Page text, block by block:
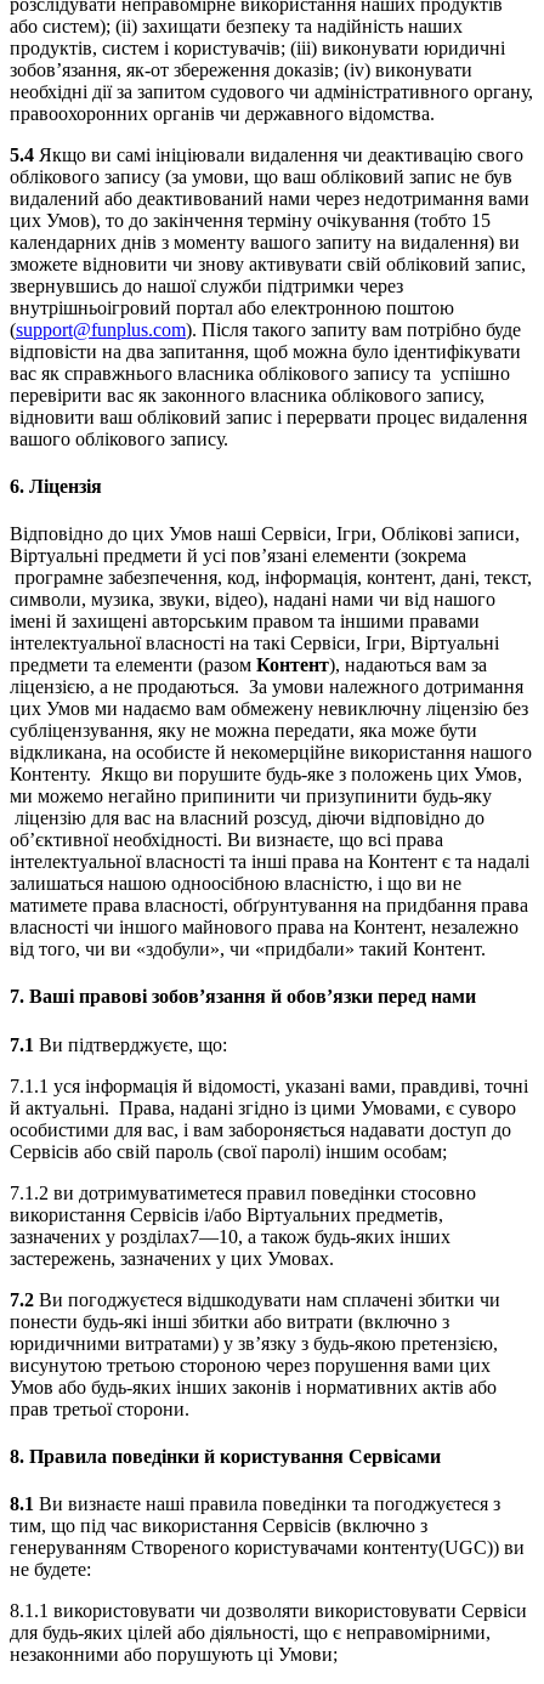
або систем); (ii) захищати безпеку та надійність наших
продуктів, систем і користувачів; (iii) виконувати юридичні
зобов’язання, як-от збереження доказів; (iv) виконувати
необхідні дії за запитом судового чи адміністративного органу,
правоохоронних органів чи державного відомства.
5.4 Якщо ви самі ініціювали видалення чи деактивацію свого
облікового запису (за умови, що ваш обліковий запис не був
видалений або деактивований нами через недотримання вами
цих Умов), то до закінчення терміну очікування (тобто 15
календарних днів з моменту вашого запиту на видалення) ви
зможете відновити чи знову активувати свій обліковий запис,
звернувшись до нашої служби підтримки через
внутрішньоігровий портал або електронною поштою
(support@funplus.com). Після такого запиту вам потрібно буде
відповісти на два запитання, щоб можна було ідентифікувати
вас як справжнього власника облікового запису та успішно
перевірити вас як законного власника облікового запису,
відновити ваш обліковий запис і перервати процес видалення
вашого облікового запису.
6. Ліцензія
Відповідно до цих Умов наші Сервіси, Ігри, Облікові записи,
Віртуальні предмети й усі пов’язані елементи (зокрема
програмне забезпечення, код, інформація, контент, дані, текст,
символи, музика, звуки, відео), надані нами чи від нашого
імені й захищені авторським правом та іншими правами
інтелектуальної власності на такі Сервіси, Ігри, Віртуальні
предмети та елементи (разом Контент), надаються вам за
ліцензією, а не продаються. За умови належного дотримання
цих Умов ми надаємо вам обмежену невиключну ліцензію без
субліцензування, яку не можна передати, яка може бути
відкликана, на особисте й некомерційне використання нашого
Контенту. Якщо ви порушите будь-яке з положень цих Умов,
ми можемо негайно припинити чи призупинити будь-яку
ліцензію для вас на власний розсуд, діючи відповідно до
об’єктивної необхідності. Ви визнаєте, що всі права
інтелектуальної власності та інші права на Контент є та надалі
залишаться нашою одноосібною власністю, і що ви не
матимете права власності, обґрунтування на придбання права
власності чи іншого майнового права на Контент, незалежно
від того, чи ви «здобули», чи «придбали» такий Контент.
7. Ваші правові зобов’язання й обов’язки перед нами
7.1 Ви підтверджуєте, що:
7.1.1 уся інформація й відомості, указані вами, правдиві, точні
й актуальні. Права, надані згідно із цими Умовами, є суворо
особистими для вас, і вам забороняється надавати доступ до
Сервісів або свій пароль (свої паролі) іншим особам;
7.1.2 ви дотримуватиметеся правил поведінки стосовно
використання Сервісів і/або Віртуальних предметів,
зазначених у розділах7—10, а також будь-яких інших
застережень, зазначених у цих Умовах.
7.2 Ви погоджуєтеся відшкодувати нам сплачені збитки чи
понести будь-які інші збитки або витрати (включно з
юридичними витратами) у зв’язку з будь-якою претензією,
висунутою третьою стороною через порушення вами цих
Умов або будь-яких інших законів і нормативних актів або
прав третьої сторони.
8. Правила поведінки й користування Сервісами
8.1 Ви визнаєте наші правила поведінки та погоджуєтеся з
тим, що під час використання Сервісів (включно з
генеруванням Створеного користувачами контенту(UGC)) ви
не будете:
8.1.1 використовувати чи дозволяти використовувати Сервіси
для будь-яких цілей або діяльності, що є неправомірними,
незаконними або порушують ці Умови;